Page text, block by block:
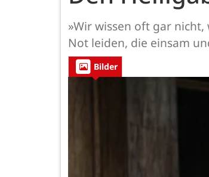
»Wir wissen oft gar
Not leiden, die einsam
Bilder